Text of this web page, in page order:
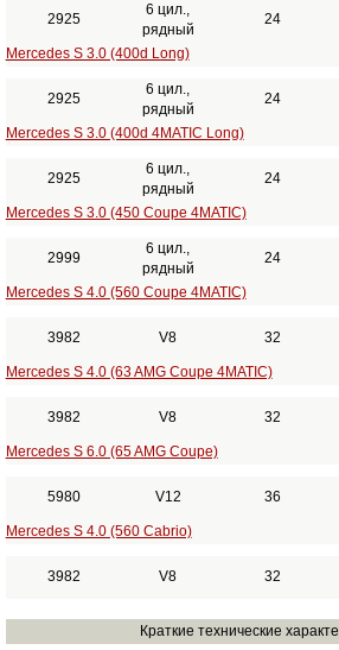
2925
6 цил.,
рядный
24
Mercedes S 3.0 (400d Long)
2925
6 цил.,
рядный
24
Mercedes S 3.0 (400d 4MATIC Long)
2925
6 цил.,
рядный
24
Mercedes S 3.0 (450 Coupe 4MATIC)
2999
6 цил.,
рядный
24
Mercedes S 4.0 (560 Coupe 4MATIC)
3982 V8 32
Mercedes S 4.0 (63 AMG Coupe 4MATIC)
3982 V8 32
Mercedes S 6.0 (65 AMG Coupe)
5980 V12 36
Mercedes S 4.0 (560 Cabrio)
3982 V8 32
Краткие технические